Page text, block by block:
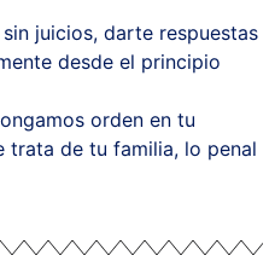
juicios, darte respuestas
desde el principio
orden en tu
trata de tu familia, lo penal